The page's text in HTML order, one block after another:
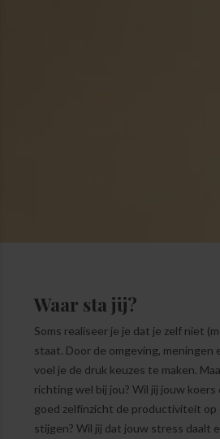
Waar sta jij?
Soms realiseer je je dat je zelf niet
staat. Door de omgeving, meningen
voel je de druk keuzes te maken.
richting wel bij jou? Wil jij jouw
goed zelfinzicht de productiviteit op
stijgen? Wil jij dat jouw stress daalt